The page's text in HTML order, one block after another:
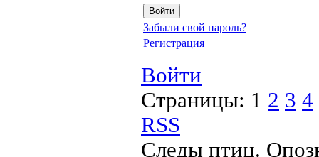
Забыли свой пароль?
Регистрация
Войти
Страницы: 1 2 3 4
RSS
Следы птиц.